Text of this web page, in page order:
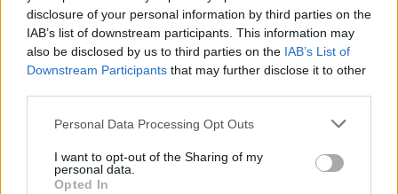
disclosure of your personal information by third parties on the
IAB’s list of downstream participants. This information may
also be disclosed by us to third parties on the IAB’s List of
Downstream Participants that may further disclose it to other
Personal Data Processing Opt Outs
I want to opt-out of the Sharing of my
personal data.
Opted In
επιστροφή του από τον στρατό
Βίντεο: Υποψήφιος
Δημοκρατικών στη Χαβάη
βρίζει γυναίκες σε παραλία και
τρώει ξύλο
ΠΡΙΝ 10 ΏΡΕΣ
υποψήφιο των Δημοκρατικών για το
Κογκρέσο στη Χαβάη, μετά από